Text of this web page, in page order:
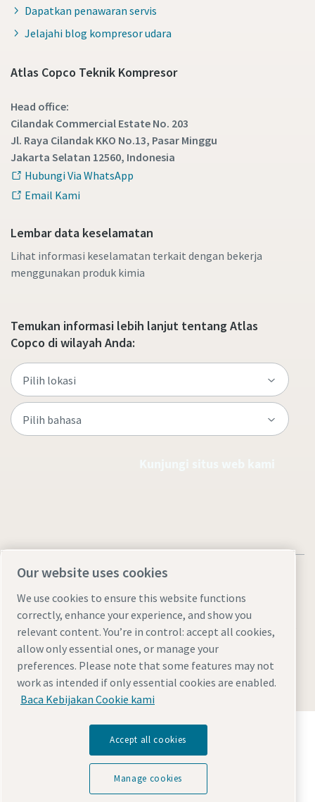
Dapatkan penawaran servis
Jelajahi blog kompresor udara
Atlas Copco Teknik Kompresor
Head office:
Cilandak Commercial Estate No. 203
Jl. Raya Cilandak KKO No.13, Pasar Minggu
Jakarta Selatan 12560, Indonesia
Hubungi Via WhatsApp
Email Kami
Lembar data keselamatan
Lihat informasi keselamatan terkait dengan bekerja
menggunakan produk kimia
Temukan informasi lebih lanjut tentang Atlas
Copco di wilayah Anda:
Pemberitahuan Legal & Privasi Manage cookies
Aksesibilitas
Peta situs
© 2026 Atlas Copco AB
Temukan bagaimana Atlas Copco Group
memungkinkan teknologi yang mengubah masa
Kunjungi situs web Atlas Copco Group
Our website uses cookies
We use cookies to ensure this website functions
correctly, enhance your experience, and show you
relevant content. You’re in control: accept all cookies,
allow only essential ones, or manage your
preferences. Please note that some features may not
work as intended if only essential cookies are enabled.
Baca Kebijakan Cookie kami
Accept all cookies
Manage cookies